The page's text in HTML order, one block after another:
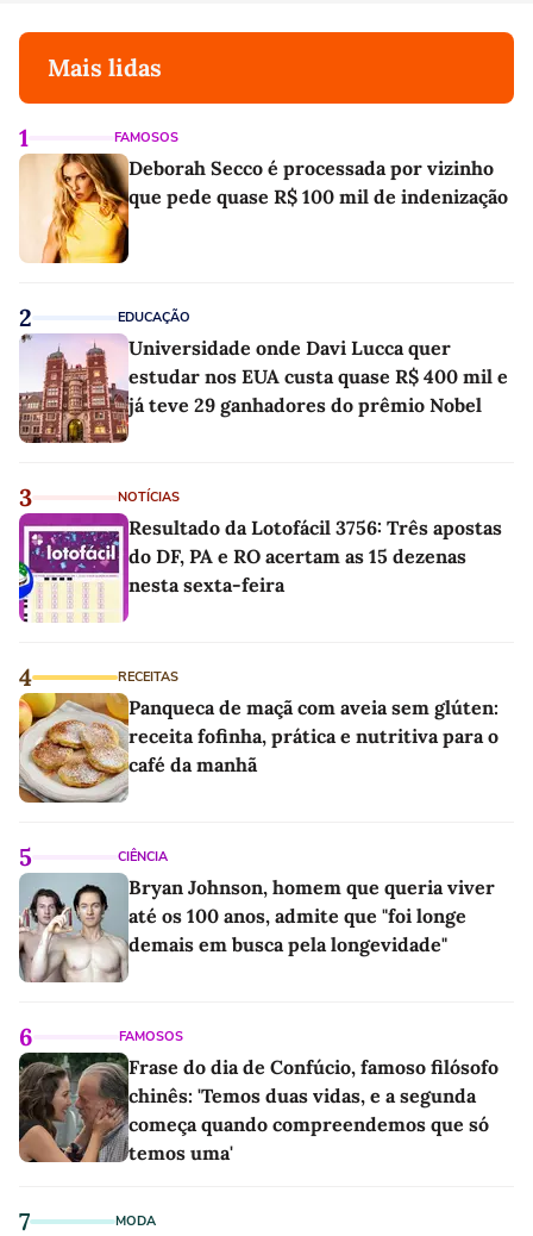
Mais lidas
1 FAMOSOS
Deborah Secco é processada por vizinho
que pede quase R$ 100 mil de indenização
2 EDUCAÇÃO
Universidade onde Davi Lucca quer
estudar nos EUA custa quase R$ 400 mil e
já teve 29 ganhadores do prêmio Nobel
3 NOTÍCIAS
Resultado da Lotofácil 3756: Três apostas
do DF, PA e RO acertam as 15 dezenas
nesta sexta-feira
4 RECEITAS
Panqueca de maçã com aveia sem glúten:
receita fofinha, prática e nutritiva para o
café da manhã
5 CIÊNCIA
Bryan Johnson, homem que queria viver
até os 100 anos, admite que "foi longe
demais em busca pela longevidade"
6 FAMOSOS
Frase do dia de Confúcio, famoso filósofo
chinês: 'Temos duas vidas, e a segunda
começa quando compreendemos que só
temos uma'
7 MODA